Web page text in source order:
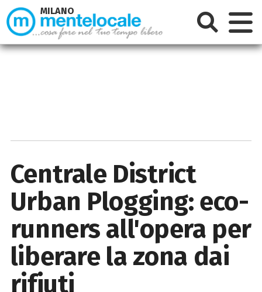
Centrale District
Urban Plogging: eco-
runners all'opera per
liberare la zona dai
rifiuti
MILANO